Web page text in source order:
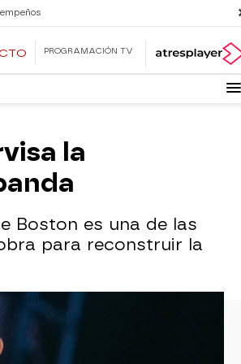
PROGRAMACIÓN TV
la
Boston es una de las
para reconstruir la